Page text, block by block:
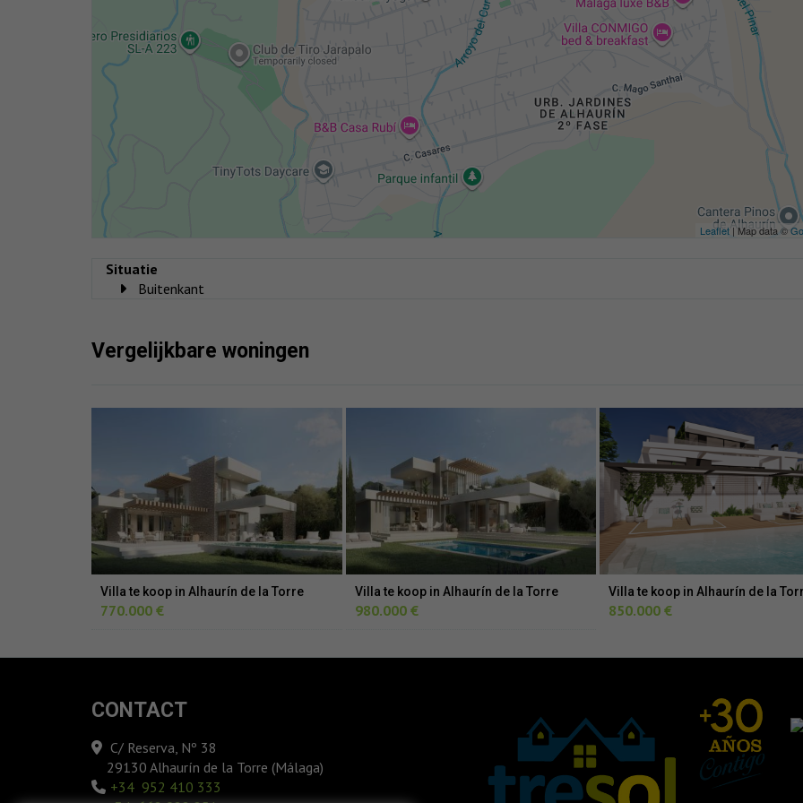
Leaflet| Map data ©
Situatie
Buitenkant
Vergelijkbare woningen
Villa te koop in Alhaurín de la Torre
770.000 €
Villa te koop in Alhaurín de la Torre
980.000 €
Villa te koop in Alhaurín de la
850.000 €
CONTACT
C/ Reserva, Nº 38
29130 Alhaurín de la Torre (Málaga)
‎+34 952 410 333